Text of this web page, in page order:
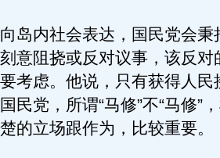
内社会表达，国民党会秉
意阻挠或反对议事，该反对
考虑。他说，只有获得人民
民党，所谓“马修”不“马修”
的立场跟作为，比较重要。